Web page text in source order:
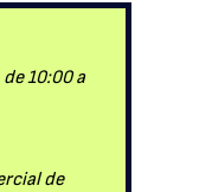
10:00 a
de